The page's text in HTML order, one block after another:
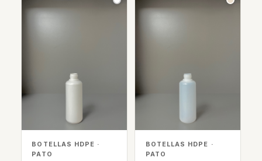
BOTELLAS HDPE ·
PATO
BOTELLAS HDPE ·
PATO